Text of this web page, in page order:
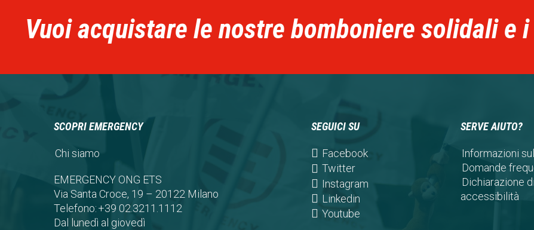
Vuoi acquistare le nostre bomboniere solidali e
SCOPRI EMERGENCY
Chi siamo
EMERGENCY ONG ETS
Via Santa Croce, 19 – 20122 Milano
Telefono:+39 02.3211.1112
Dal lunedì al giovedì
SEGUICI SU
Facebook(opens
a
Twitter(opens
in
a
new
Instagram(opens
Linkedin(opens
in
Youtube(opens
SERVE AIUTO?
Informazioni
Domande
Dichiarazione di
accessibilità